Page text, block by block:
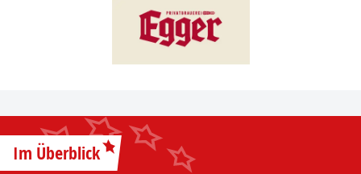
Im Überblick